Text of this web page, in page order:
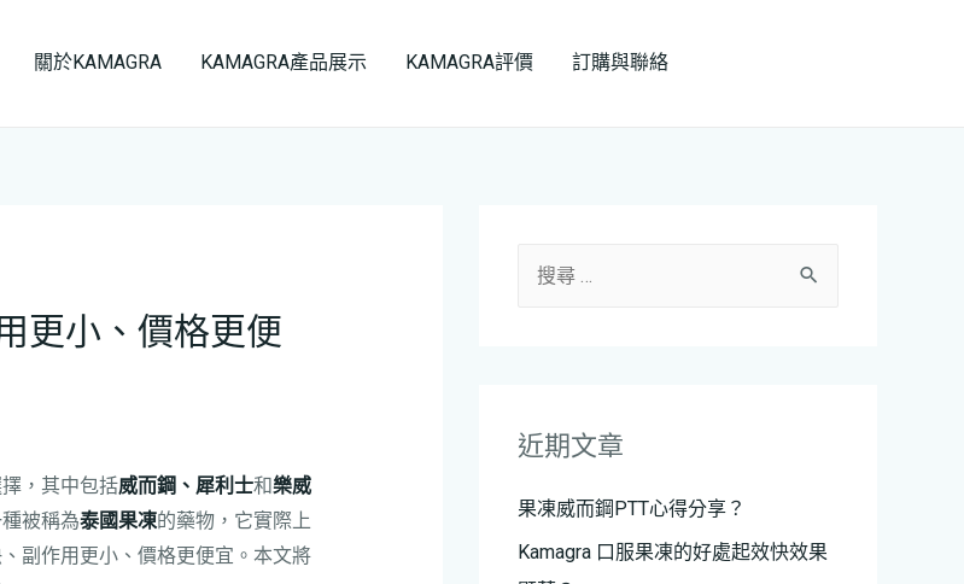
關於KAMAGRA KAMAGRA產品展示 KAMAGRA評價 訂購與聯絡
更小、價格更便
，其中包括威而鋼、犀利士和樂威
被稱為泰國果凍的藥物，它實際上
副作用更小、價格更便宜。本文將
近期文章
果凍威而鋼PTT心得分享？
Kamagra 口服果凍的好處起效快效果